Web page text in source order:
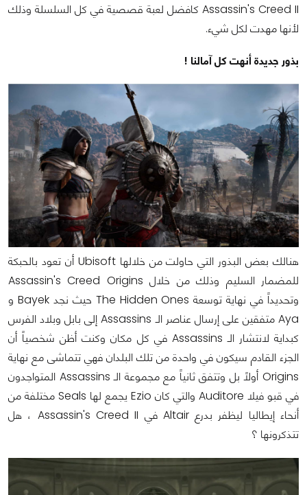
Assassin's Creed II كافضل لعبة قصصية في كل السلسلة وذلك
لأنها مهدت لكل شيء.
بذور جديدة أنهت كل آمالنا !
هنالك بعض البذور التي حاولت من خلالها Ubisoft أن تعود بالحبكة
للمضمار السليم وذلك من خلال Assassin's Creed Origins
وتحديداً في نهاية توسعة The Hidden Ones حيث نجد Bayek و
Aya متفقين على إرسال عناصر الـ Assassins إلى بابل وبلاد الفرس
كبداية لانتشار الـ Assassins في كل مكان وكنت أظن شخصياً أن
الجزء القادم سيكون في واحدة من تلك البلدان فهي تتماشى مع نهاية
Origins أولاً بل وتتفق ثانياً مع مجموعة الـ Assassins المتواجدون
في قبو فيلا Auditore والتي كان Ezio يجمع لها Seals مختلفة من
أنحاء إيطاليا ليظفر بدرع Altair في Assassin's Creed II ، هل
تتذكرونها ؟